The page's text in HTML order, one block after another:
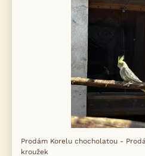
Prodám Korelu chocholatou -
kroužek